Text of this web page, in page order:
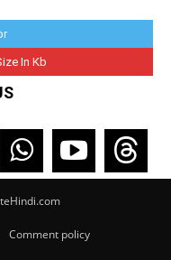
In Kb
Comment policy